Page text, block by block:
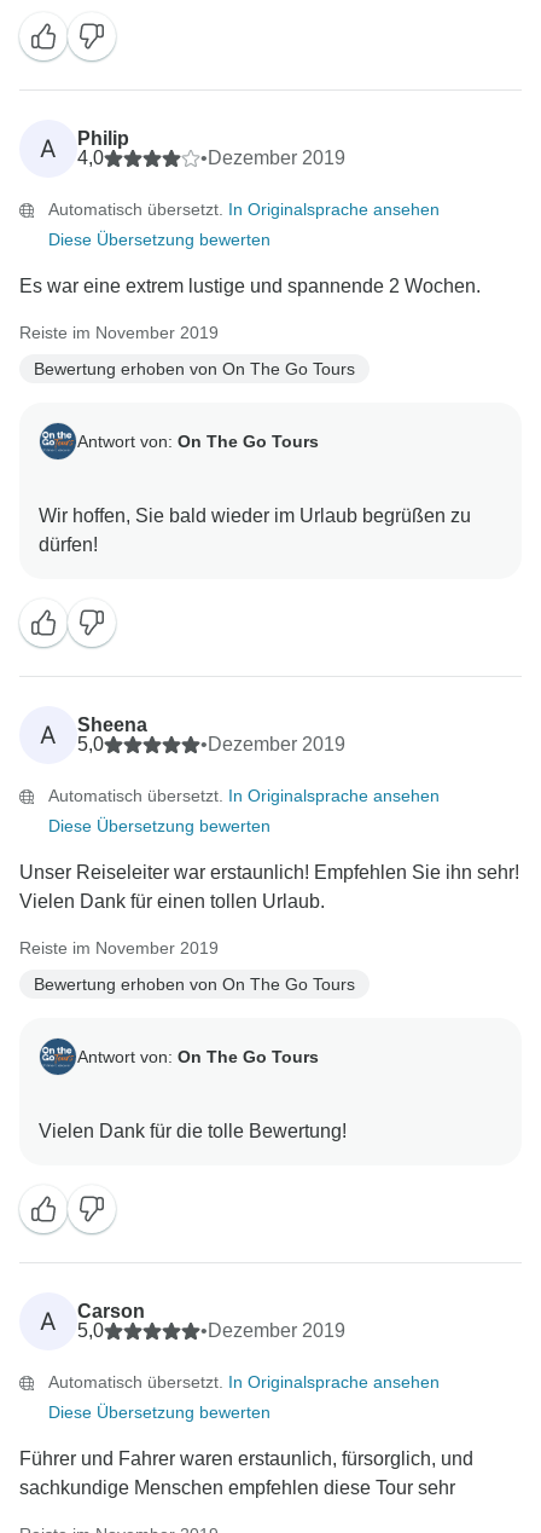
A
Philip
4,0
•Dezember 2019
Automatisch übersetzt. In Originalsprache ansehen
Diese Übersetzung bewerten
Es war eine extrem lustige und spannende 2 Wochen.
Reiste im November 2019
Bewertung erhoben von On The Go Tours
Antwort von: On The Go Tours
Wir hoffen, Sie bald wieder im Urlaub begrüßen zu
A
Sheena
5,0
•Dezember 2019
Automatisch übersetzt. In Originalsprache ansehen
Diese Übersetzung bewerten
Unser Reiseleiter war erstaunlich! Empfehlen Sie ihn sehr!
Vielen Dank für einen tollen Urlaub.
Reiste im November 2019
Bewertung erhoben von On The Go Tours
Antwort von: On The Go Tours
A
Carson
5,0
•Dezember 2019
Automatisch übersetzt. In Originalsprache ansehen
Diese Übersetzung bewerten
Führer und Fahrer waren erstaunlich, fürsorglich, und
sachkundige Menschen empfehlen diese Tour sehr